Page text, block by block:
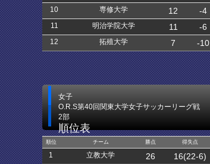
10 専修大学 12 -4
11 明治学院大学 11 -6
12 拓殖大学 7 -10
女子
O.R.S第40回関東大学女子サッカーリーグ戦
2部
順位表
順位 チーム 勝点 得失点
1 立教大学 26 16(22-6)